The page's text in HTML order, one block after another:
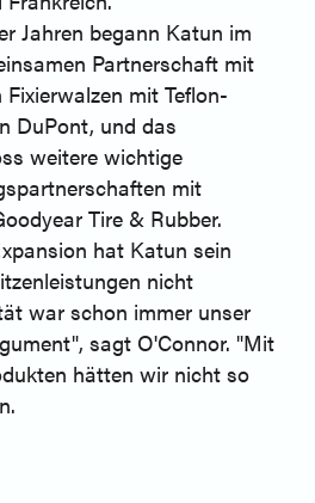
Jahren begann Katun im
Partnerschaft mit
mit Teflon-
DuPont, und das
weitere wichtige
mit
Tire & Rubber.
hat Katun sein
nicht
war schon immer unser
sagt O'Connor. "Mit
hätten wir nicht so